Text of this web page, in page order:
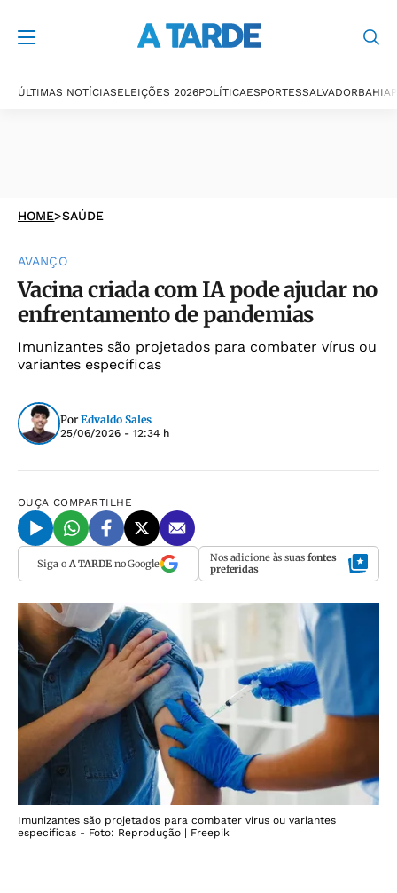
ÚLTIMAS NOTÍCIASELEIÇÕES 2026POLÍTICAESPORTESSALVADORBAHIA
HOME>SAÚDE
AVANÇO
Vacina criada com IA pode ajudar no
enfrentamento de pandemias
Imunizantes são projetados para combater vírus ou
variantes específicas
Por Edvaldo Sales
25/06/2026 - 12:34 h
OUÇA COMPARTILHE
Siga o A TARDEno Google Nos adicione às suas fontes
preferidas
Imunizantes são projetados para combater vírus ou variantes
específicas - Foto: Reprodução | Freepik